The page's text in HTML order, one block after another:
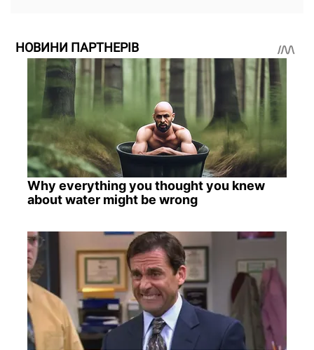
НОВИНИ ПАРТНЕРІВ
Why everything you thought you knew
about water might be wrong